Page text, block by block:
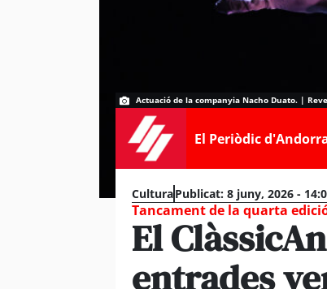
Actuació de la companyia Nacho Duato. |
El Periòdic
CulturaPublicat: 8 juny, 2026 -
Tancament de la quarta
El
entrades